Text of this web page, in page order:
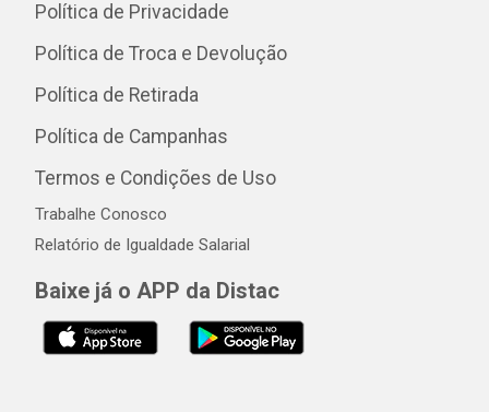
Política de Privacidade
Política de Troca e Devolução
Política de Retirada
Política de Campanhas
Termos e Condições de Uso
Trabalhe Conosco
Relatório de Igualdade Salarial
Baixe já o APP da Distac